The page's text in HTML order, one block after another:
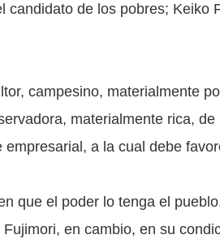
candidato de los pobres; Keiko
campesino, materialmente
materialmente rica,
a la cual debe
que el poder lo tenga el
en cambio, en su